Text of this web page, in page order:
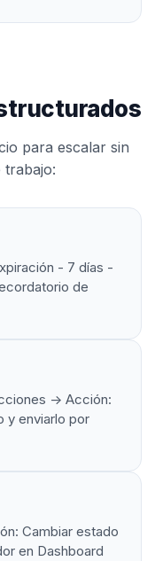
para escalar sin
trabajo:
- 7 días -
de
-> Acción:
y enviarlo por
Cambiar estado
en Dashboard